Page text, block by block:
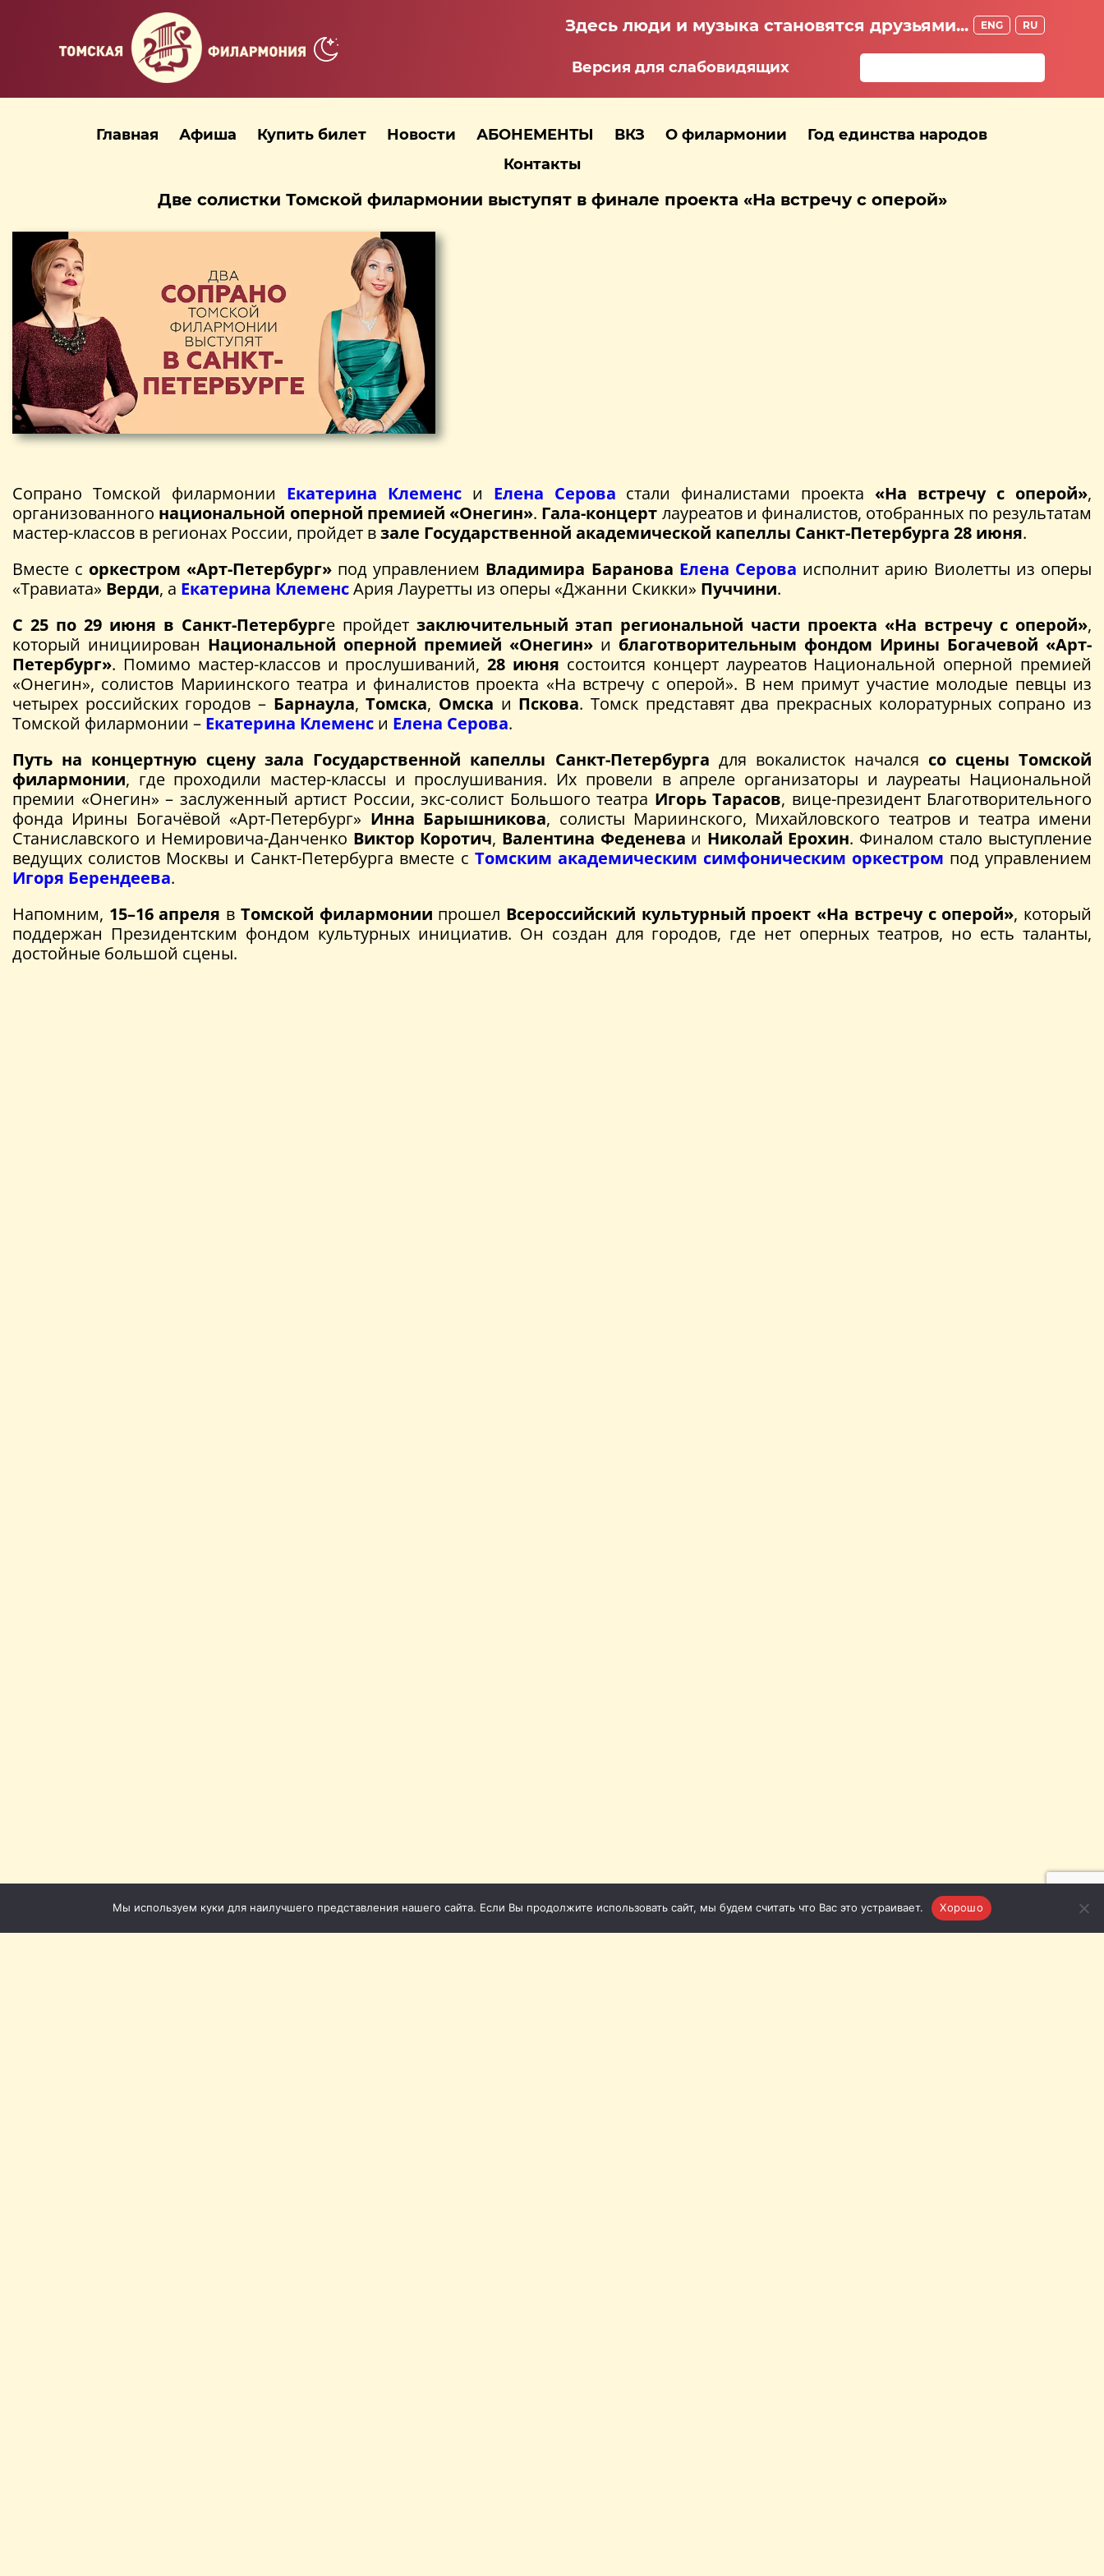
Здесь люди и музыка становятся друзьями... ENG RU
Версия для слабовидящих
Главная Афиша Купить билет Новости АБОНЕМЕНТЫ ВКЗ О филармонии
Год единства народов
Контакты
Две солистки Томской филармонии выступят в финале проекта «На встречу с оперой»
Сопрано Томской филармонии Екатерина Клеменси Елена Серова стали финалистами проекта«На встречу с оперой»,
организованного национальной оперной премией «Онегин». Гала-концерт лауреатов и финалистов, отобранных по результатам
мастер-классов в регионах России, пройдет взале Государственной академической капеллы Санкт-Петербурга 28 июня.
Вместе с оркестром «Арт-Петербург» под управлением Владимира Баранова Елена Серова исполнит арию Виолетты из оперы
«Травиата» Верди, а Екатерина КлеменсАрия Лауретты из оперы «Джанни Скикки» Пуччини.
С 25 по 29 июня в Санкт-Петербурге пройдет заключительный этап региональной части проекта «На встречу с оперой»,
который инициирован Национальной оперной премией «Онегин» и благотворительным фондом Ирины Богачевой «Арт-
Петербург». Помимо мастер-классов и прослушиваний,28 июня состоится концерт лауреатов Национальной оперной премией
«Онегин», солистов Мариинского театра и финалистов проекта «На встречу с оперой». В нем примут участие молодые певцы из
четырех российских городов – Барнаула,Томска, Омска и Пскова. Томск представят два прекрасных колоратурных сопрано из
Томской филармонии – Екатерина Клеменс и Елена Серова.
Путь на концертную сцену зала Государственной капеллы Санкт-Петербурга для вокалисток начался со сцены Томской
филармонии, где проходили мастер-классы и прослушивания. Их провели в апреле организаторы и лауреаты Национальной
премии «Онегин» – заслуженный артист России, экс-солист Большого театра Игорь Тарасов, вице-президент Благотворительного
фонда Ирины Богачёвой «Арт-Петербург» Инна Барышникова, солисты Мариинского, Михайловского театров и театра имени
Станиславского и Немировича-Данченко Виктор Коротич, Валентина Феденева и Николай Ерохин. Финалом стало выступление
ведущих солистов Москвы и Санкт-Петербурга вместе с Томским академическим симфоническим оркестром под управлением
Игоря Берендеева.
Напомним, 15–16 апреля в Томской филармонии прошел Всероссийский культурный проект «На встречу с оперой», который
поддержан Президентским фондом культурных инициатив. Он создан для городов, где нет оперных театров, но есть таланты,
достойные большой сцены.
Мы используем куки для наилучшего представления нашего сайта. Если Вы продолжите использовать сайт, мы будем считать что Вас это устраивает. Хорошо